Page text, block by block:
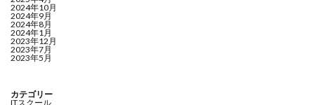
2024年10月
2024年9月
2024年8月
2024年1月
2023年12月
2023年7月
2023年5月
カテゴリー
ITスクール